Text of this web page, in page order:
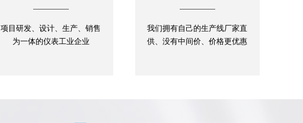
项目研发、设计、生产、销售
为一体的仪表工业企业
我们拥有自己的生产线厂家直
供、没有中间价、价格更优惠